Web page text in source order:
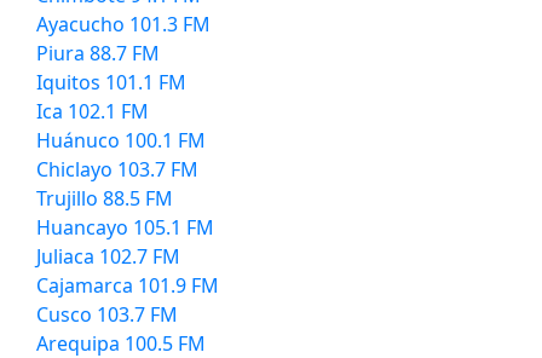
Ayacucho 101.3 FM
Piura 88.7 FM
Iquitos 101.1 FM
Ica 102.1 FM
Huánuco 100.1 FM
Chiclayo 103.7 FM
Trujillo 88.5 FM
Huancayo 105.1 FM
Juliaca 102.7 FM
Cajamarca 101.9 FM
Cusco 103.7 FM
Arequipa 100.5 FM